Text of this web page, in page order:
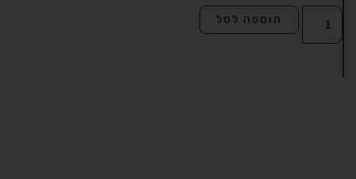
כמות
של
עגילים
מכסף
הוספה לסל